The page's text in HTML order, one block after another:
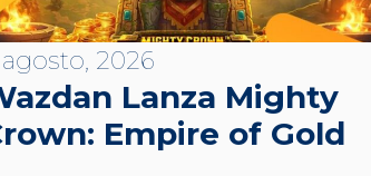
2026
Lanza Mighty
Empire of Gold